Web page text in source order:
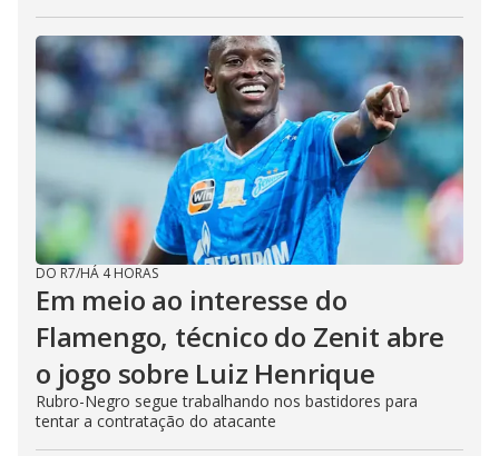
DO R7/HÁ 4 HORAS
Em meio ao interesse do
Flamengo, técnico do Zenit abre
o jogo sobre Luiz Henrique
Rubro-Negro segue trabalhando nos bastidores para
tentar a contratação do atacante